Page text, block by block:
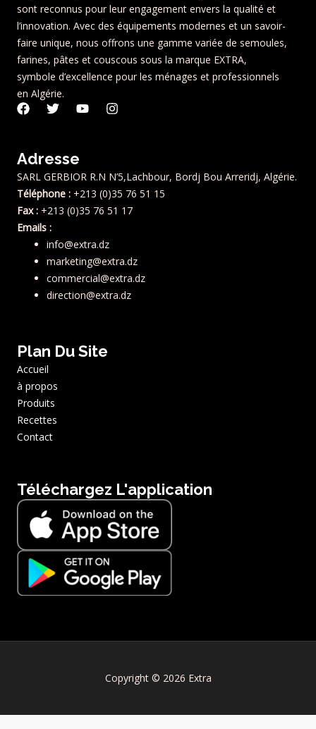
sont reconnus pour leur engagement envers la qualité et
l’innovation. Avec des équipements modernes et un savoir-
faire unique, nous offrons une gamme variée de semoules,
farines, pâtes et couscous sous la marque EXTRA,
symbole d’excellence pour les ménages et professionnels
en Algérie.
F
a
b
o
o
k
T
t
e
r
Y
b
e
I
g
r
a
m
Adresse
SARL GERBIOR R.N N’5,Lachbour, Bordj Bou Arreridj, Algérie.
Téléphone : +213 (0)35 76 51 15
Fax : +213 (0)35 76 51 17
Emails :
info@extra.dz
marketing@extra.dz
commercial@extra.dz
direction@extra.dz
Plan Du Site
Accueil
à propos
Produits
Recettes
Contact
Téléchargez L'application
Copyright © 2026 Extra